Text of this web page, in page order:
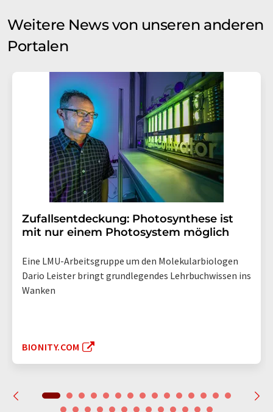
Weitere News von unseren anderen
Portalen
Zufallsentdeckung: Photosynthese ist
mit nur einem Photosystem möglich
Eine LMU-Arbeitsgruppe um den Molekularbiologen
Dario Leister bringt grundlegendes Lehrbuchwissen ins
Wanken
BIONITY.COM